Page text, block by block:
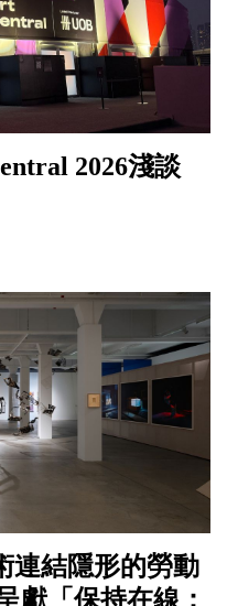
2026淺談
連結隱形的勞動
獻「保持在線：